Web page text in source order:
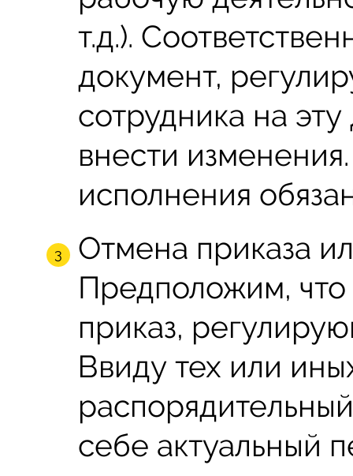
т.д.).
документ,
сотрудника на
внести
исполнения
Отмена приказа
Предположим, что
приказ,
Ввиду тех или
себе актуальный